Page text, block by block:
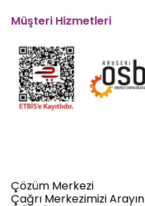
Müşteri Hizmetleri
Çözüm Merkezi
Çağrı Merkezimizi Arayın